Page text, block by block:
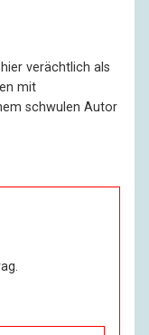
verächtlich als
mit
schwulen Autor